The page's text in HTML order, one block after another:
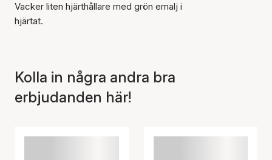
Artikeln har lagts till i
Vacker liten hjärthållare med grön emalj i
hjärtat.
Kolla in några andra bra
erbjudanden här!